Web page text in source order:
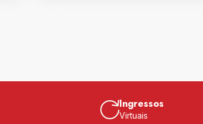
Ingressos
Virtuais